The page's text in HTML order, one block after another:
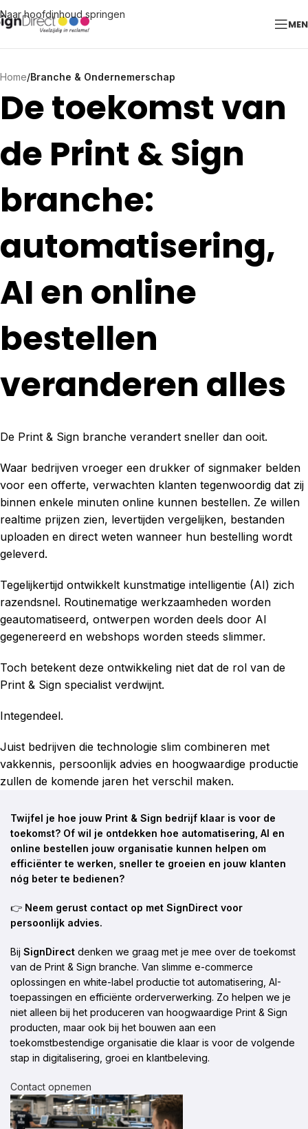
Naar hoofdinhoud springen
Home/Branche & Ondernemerschap
De toekomst van
de Print & Sign
branche:
automatisering,
AI en online
bestellen
veranderen alles
De Print & Sign branche verandert sneller dan ooit.
Waar bedrijven vroeger een drukker of signmaker belden
voor een offerte, verwachten klanten tegenwoordig dat zij
binnen enkele minuten online kunnen bestellen. Ze willen
realtime prijzen zien, levertijden vergelijken, bestanden
uploaden en direct weten wanneer hun bestelling wordt
geleverd.
Tegelijkertijd ontwikkelt kunstmatige intelligentie (AI) zich
razendsnel. Routinematige werkzaamheden worden
geautomatiseerd, ontwerpen worden deels door AI
gegenereerd en webshops worden steeds slimmer.
Toch betekent deze ontwikkeling niet dat de rol van de
Print & Sign specialist verdwijnt.
Integendeel.
Juist bedrijven die technologie slim combineren met
vakkennis, persoonlijk advies en hoogwaardige productie
zullen de komende jaren het verschil maken.
Twijfel je hoe jouw Print & Sign bedrijf klaar is voor de
toekomst? Of wil je ontdekken hoe automatisering, AI en
online bestellen jouw organisatie kunnen helpen om
efficiënter te werken, sneller te groeien en jouw klanten
nóg beter te bedienen?
👉 Neem gerust contact op met SignDirect voor
persoonlijk advies.
Bij SignDirect denken we graag met je mee over de toekomst
van de Print & Sign branche. Van slimme e-commerce
oplossingen en white-label productie tot automatisering, AI-
toepassingen en efficiënte orderverwerking. Zo helpen we je
niet alleen bij het produceren van hoogwaardige Print & Sign
producten, maar ook bij het bouwen aan een
toekomstbestendige organisatie die klaar is voor de volgende
stap in digitalisering, groei en klantbeleving.
Contact opnemen